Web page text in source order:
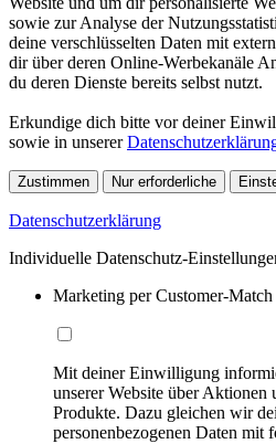
sowie zur Analyse der
deine verschlüsselten Daten mit
dir über deren Online-Werbekanäle
du deren Dienste bereits selbst nutzt.
Erkundige dich bitte vor deiner
sowie in unserer
Zustimmen Nur erforderliche
Datenschutzerklärung
Individuelle Datenschutz-
Marketing per Customer-Match
Mit deiner Einwilligung
unserer Website über Aktionen
Produkte. Dazu gleichen wir
personenbezogenen Daten mit